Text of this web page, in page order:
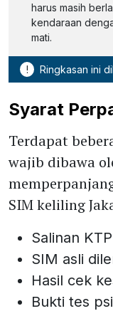
harus masih
kendaraan
mati.
! Ringkasan ini
Syarat
Terdapat
wajib dibawa
SIM keliling
Salinan
SIM asli
Hasil cek
Bukti tes